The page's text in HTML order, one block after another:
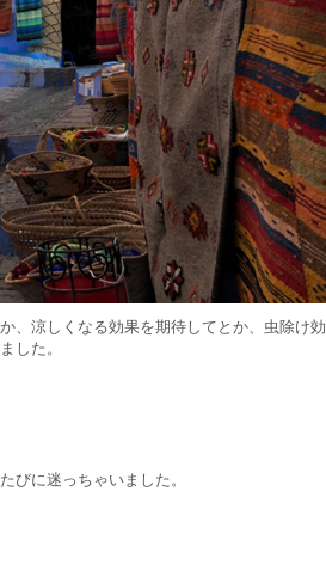
、涼しくなる効果を期待してとか、虫除け効
した。
びに迷っちゃいました。